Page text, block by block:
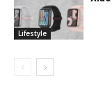
Lifestyle